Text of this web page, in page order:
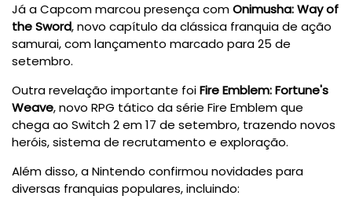
Já a Capcom marcou presença comOnimusha: Way of
the Sword, novo capítulo da clássica franquia de ação
samurai, com lançamento marcado para 25 de
setembro.
Outra revelação importante foiFire Emblem: Fortune's
Weave, novo RPG tático da série Fire Emblem que
chega ao Switch 2 em 17 de setembro, trazendo novos
heróis, sistema de recrutamento e exploração.
Além disso, a Nintendo confirmou novidades para
diversas franquias populares, incluindo: